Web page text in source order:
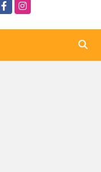
FacebookInstagram